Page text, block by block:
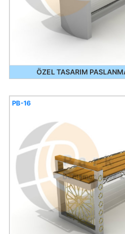
ÖZEL TASARIM
PB-16